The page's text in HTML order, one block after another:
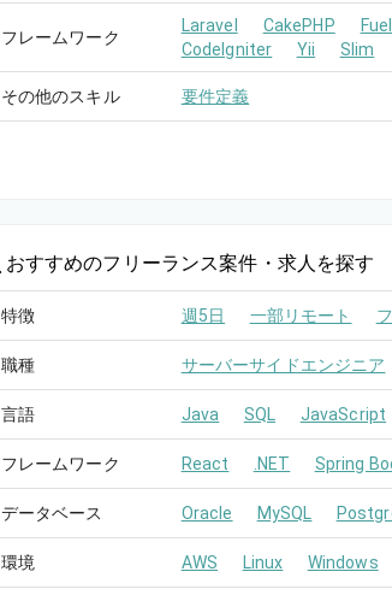
フレームワーク
Laravel CakePHP
CodeIgniter
Yii Slim
その他のスキル 要件定義
おすすめのフリーランス案件・求人を探す
特徴 週5日 一部リモート
職種 サーバーサイドエンジニア
言語 Java SQL JavaScript
フレームワーク React .NET Spring
データベース Oracle MySQL
環境 AWS Linux Windows